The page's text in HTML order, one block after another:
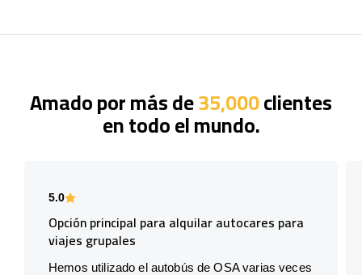
Amado por más de35,000clientes
en todo el mundo.
5.0
Opción principal para alquilar autocares para
viajes grupales
Hemos utilizado el autobús de OSA varias veces